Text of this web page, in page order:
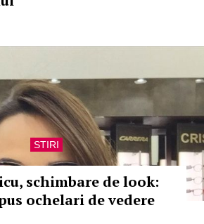
STIRI
schimbare de look:
ochelari de vedere